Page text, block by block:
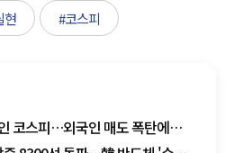
현 #코스피
코스피…외국인 매도 폭탄에